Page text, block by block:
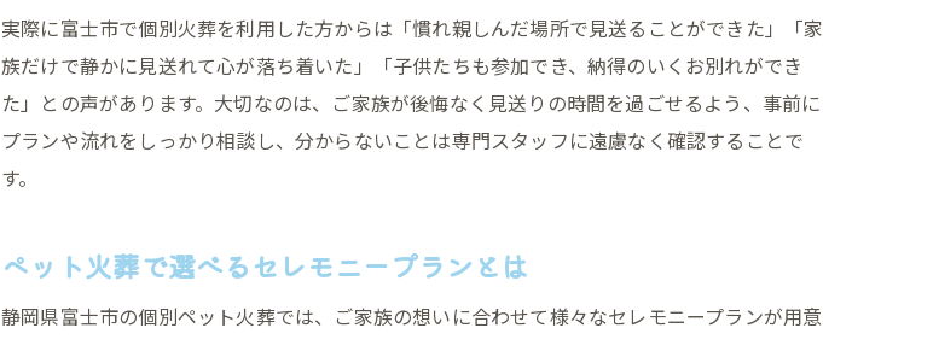
実際に富士市で個別火葬を利用した方からは「慣れ親しんだ場所で見送ることができた」「家
族だけで静かに見送れて心が落ち着いた」「子供たちも参加でき、納得のいくお別れができ
た」との声があります。大切なのは、ご家族が後悔なく見送りの時間を過ごせるよう、事前に
プランや流れをしっかり相談し、分からないことは専門スタッフに遠慮なく確認することで
す。
ペット火葬で選べるセレモニープランとは
静岡県富士市の個別ペット火葬では、ご家族の想いに合わせて様々なセレモニープランが用意